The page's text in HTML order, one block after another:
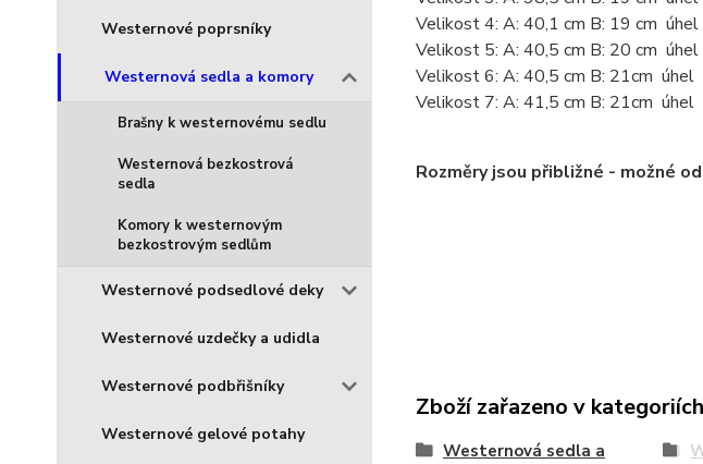
Westernové poprsníky
Westernová sedla a komory
Brašny k westernovému sedlu
Westernová bezkostrová
sedla
Komory k westernovým
bezkostrovým sedlům
Westernové podsedlové deky
Westernové uzdečky a udidla
Westernové podbřišníky
Westernové gelové potahy
Velikost 4: A: 40,1 cm B: 19 cm
Velikost 5: A: 40,5 cm B: 20 cm
Velikost 6: A: 40,5 cm B: 21cm úhel
Velikost 7: A: 41,5 cm B: 21cm úhel
Rozměry jsou přibližné - možné
Zboží zařazeno v kategoriích
Westernová sedla a